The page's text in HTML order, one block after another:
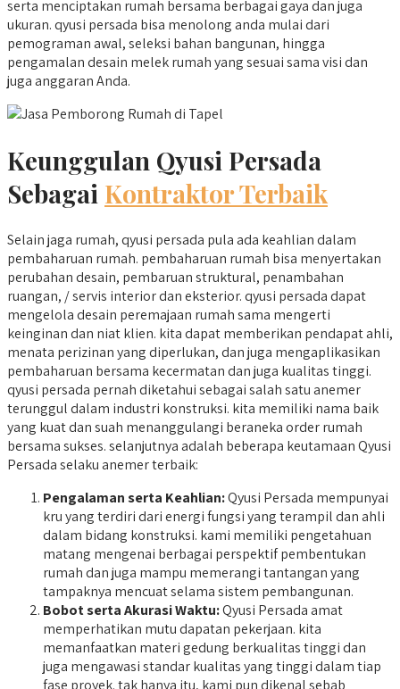
serta menciptakan rumah bersama berbagai gaya dan juga
ukuran. qyusi persada bisa menolong anda mulai dari
pemograman awal, seleksi bahan bangunan, hingga
pengamalan desain melek rumah yang sesuai sama visi dan
juga anggaran Anda.
Keunggulan Qyusi Persada
Sebagai Kontraktor Terbaik
Selain jaga rumah, qyusi persada pula ada keahlian dalam
pembaharuan rumah. pembaharuan rumah bisa menyertakan
perubahan desain, pembaruan struktural, penambahan
ruangan, / servis interior dan eksterior. qyusi persada dapat
mengelola desain peremajaan rumah sama mengerti
keinginan dan niat klien. kita dapat memberikan pendapat ahli,
menata perizinan yang diperlukan, dan juga mengaplikasikan
pembaharuan bersama kecermatan dan juga kualitas tinggi.
qyusi persada pernah diketahui sebagai salah satu anemer
terunggul dalam industri konstruksi. kita memiliki nama baik
yang kuat dan suah menanggulangi beraneka order rumah
bersama sukses. selanjutnya adalah beberapa keutamaan Qyusi
Persada selaku anemer terbaik:
Pengalaman serta Keahlian:Qyusi Persada mempunyai
kru yang terdiri dari energi fungsi yang terampil dan ahli
dalam bidang konstruksi. kami memiliki pengetahuan
matang mengenai berbagai perspektif pembentukan
rumah dan juga mampu memerangi tantangan yang
tampaknya mencuat selama sistem pembangunan.
Bobot serta Akurasi Waktu:Qyusi Persada amat
memperhatikan mutu dapatan pekerjaan. kita
memanfaatkan materi gedung berkualitas tinggi dan
juga mengawasi standar kualitas yang tinggi dalam tiap
fase proyek. tak hanya itu, kami pun dikenal sebab